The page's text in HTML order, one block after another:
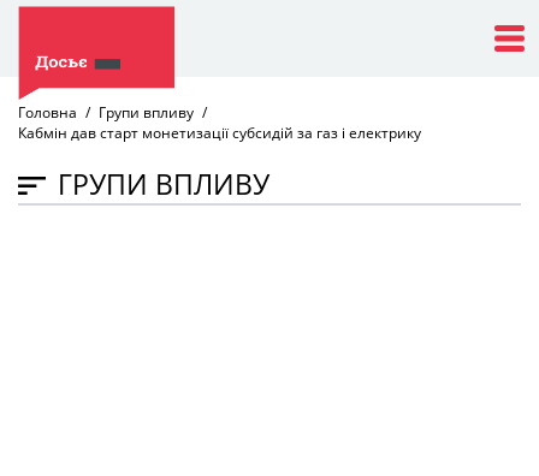
Головна
Групи впливу
Кабмін дав старт монетизації субсидій за газ і електрику
ГРУПИ ВПЛИВУ